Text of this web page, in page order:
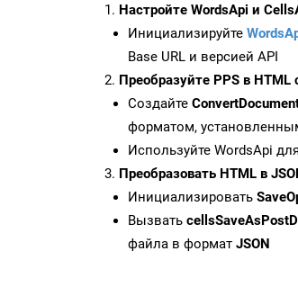
Настройте WordsApi и
Инициализируйте
Base URL и версией API
Преобразуйте PPS в HTML
Создайте
форматом,
Используйте WordsApi
Преобразовать HTML в
Инициализировать
Вызвать
файла в формат JSON